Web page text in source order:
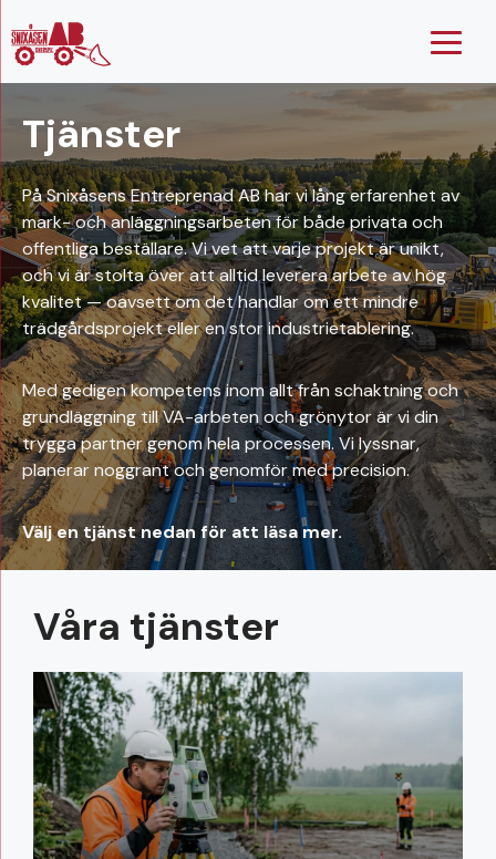
till
innehåll
Tjänster
På Snixåsens Entreprenad AB har vi lång erfarenhet av
mark- och anläggningsarbeten för både privata och
offentliga beställare. Vi vet att varje projekt är unikt,
och vi är stolta över att alltid leverera arbete av hög
kvalitet — oavsett om det handlar om ett mindre
trädgårdsprojekt eller en stor industrietablering.
Med gedigen kompetens inom allt från schaktning och
grundläggning till VA-arbeten och grönytor är vi din
trygga partner genom hela processen. Vi lyssnar,
planerar noggrant och genomför med precision.
Välj en tjänst nedan för att läsa mer.
Våra tjänster